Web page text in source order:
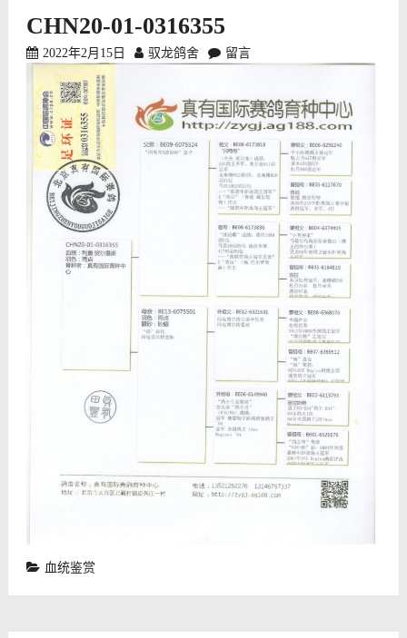
CHN20-01-0316355
2022年2月15日 驭龙鸽舍 留言
血统鉴赏